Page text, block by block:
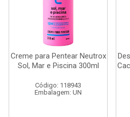
Creme para Pentear Neutrox
Sol, Mar e Piscina 300ml
Código: 118943
Embalagem: UN